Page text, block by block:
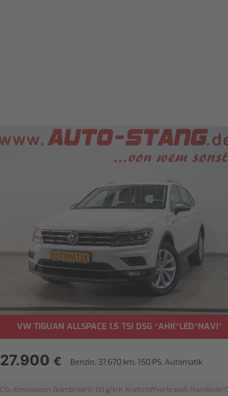
VW TIGUAN ALLSPACE 1.5 TSI DSG *AHK*LED*NAVI*
27.900 € Benzin, 37.670 km, 150 PS, Automatik
CO₂-Emissionen (kombiniert): 131 g/km, Kraftstoffverbrauch